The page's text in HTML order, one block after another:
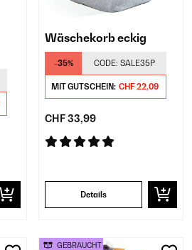
Wäschekorb eckig
-35% CODE: SALE35P
MIT GUTSCHEIN: CHF 22,09
CHF 33,99
Details
GEBRAUCHT